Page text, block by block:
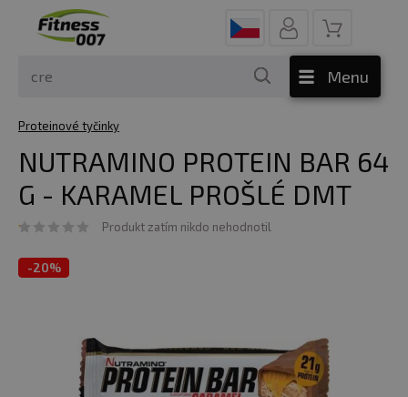
Menu
Proteinové tyčinky
NUTRAMINO PROTEIN BAR 64
G - KARAMEL PROŠLÉ DMT
Produkt zatím nikdo nehodnotil
-20%